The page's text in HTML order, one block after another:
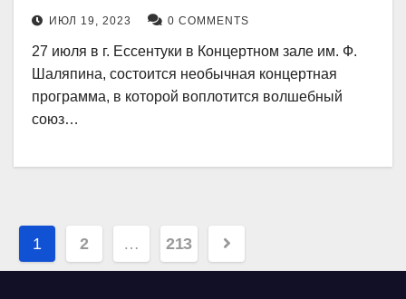
ИЮЛ 19, 2023 0 COMMENTS
27 июля в г. Ессентуки в Концертном зале им. Ф.
Шаляпина, состоится необычная концертная
программа, в которой воплотится волшебный
союз…
Навигация
по
1 2 … 213